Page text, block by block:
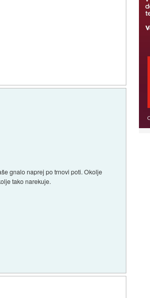
gnalo naprej po trnovi poti. Okolje
tako narekuje.